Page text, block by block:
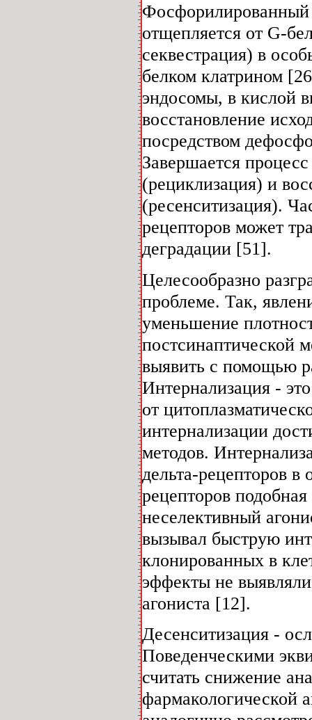
Фосфорилированный
отщепляется от G-
секвестрация) в
белком клатрином
эндосомы, в кислой
восстановление
посредством
Завершается
(рециклизация) и
(ресенситизация).
рецепторов может
деградации [51].
Целесообразно
проблеме. Так,
уменьшение
постсинаптической
выявить с помощью
Интернализация -
от
интернализации
методов.
дельта-рецепторов в
рецепторов
неселективный
вызывал быструю
клонированных в
эффекты не
агониста [12].
Десенситизация -
Поведенческими
считать снижение
фармакологической